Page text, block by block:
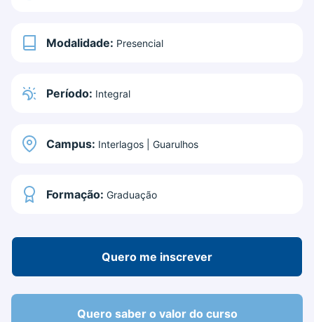
Modalidade: Presencial
Período: Integral
Campus: Interlagos | Guarulhos
Formação: Graduação
Quero me inscrever
Quero saber o valor do curso